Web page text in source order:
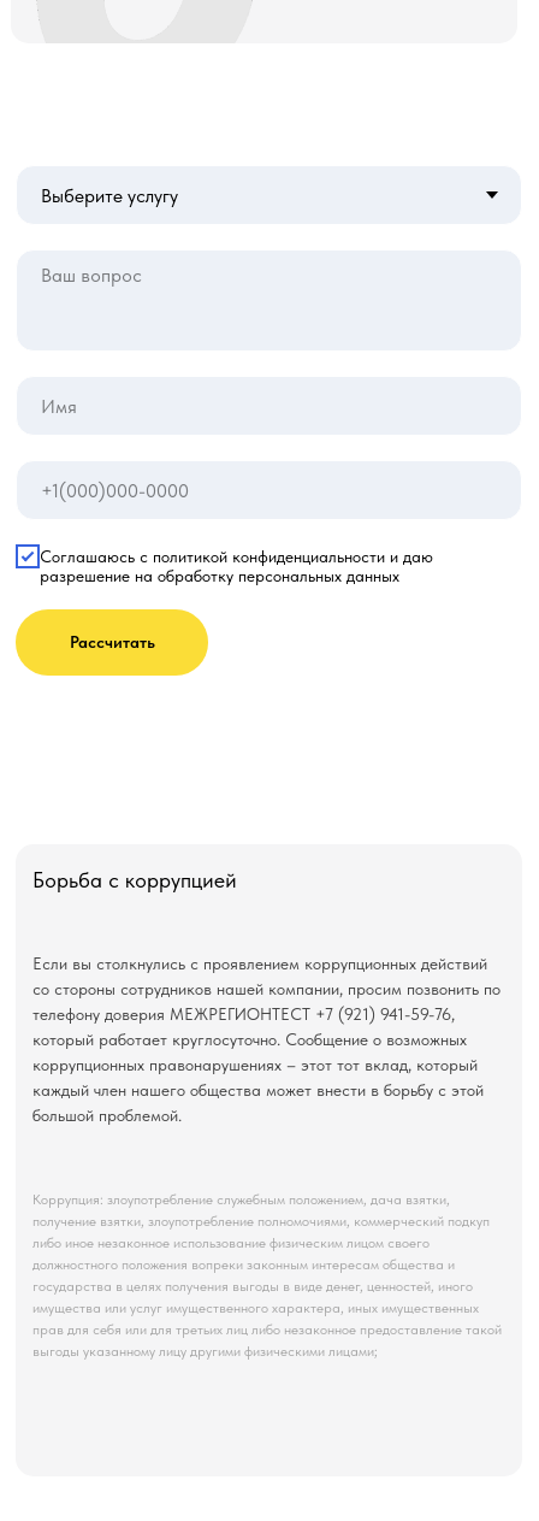
Соглашаюсь с политикой конфиденциальности и даю
разрешение на обработку персональных данных
Рассчитать
Борьба с коррупцией
Если вы столкнулись с проявлением коррупционных действий
со стороны сотрудников нашей компании, просим позвонить по
телефону доверия МЕЖРЕГИОНТЕСТ +7 (921) 941-59-76,
который работает круглосуточно. Сообщение о возможных
коррупционных правонарушениях – этот тот вклад, который
каждый член нашего общества может внести в борьбу с этой
большой проблемой.
Коррупция: злоупотребление служебным положением, дача взятки,
получение взятки, злоупотребление полномочиями, коммерческий подкуп
либо иное незаконное использование физическим лицом своего
должностного положения вопреки законным интересам общества и
государства в целях получения выгоды в виде денег, ценностей, иного
имущества или услуг имущественного характера, иных имущественных
прав для себя или для третьих лиц либо незаконное предоставление такой
выгоды указанному лицу другими физическими лицами;